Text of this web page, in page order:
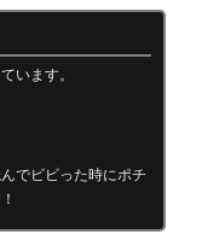
います。
でビビった時にポチ